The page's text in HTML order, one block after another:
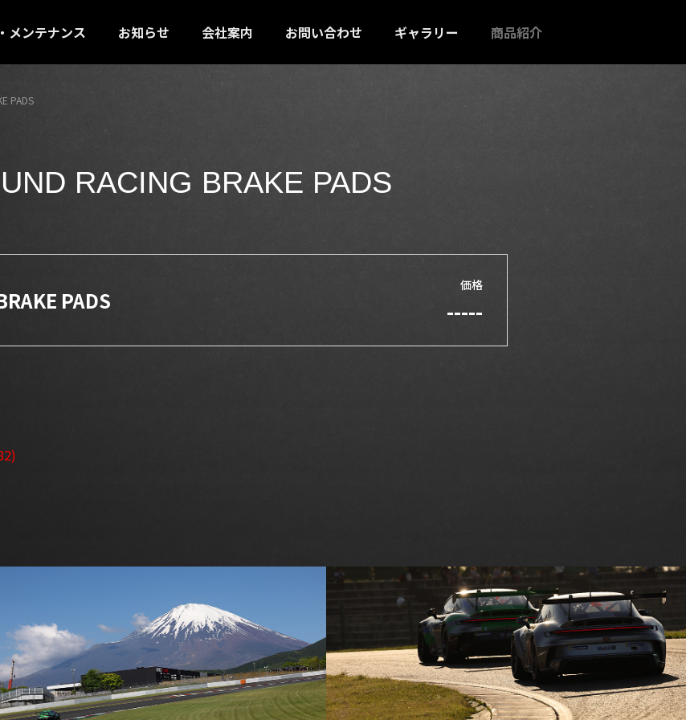
メンテナンス お知らせ 会社案内 お問い合わせ ギャラリー 商品紹介
PADS
RACING BRAKE PADS
PADS
価格
-----